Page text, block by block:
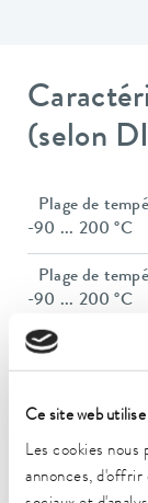
Ce site web utilise
Les cookies
annonces, d'offrir
(selon
Plage de
-90 ... 200 °C
Plage de
-90 ... 200 °C
Plage de
5 ... 40 °C
Constance de
0,01 ± K